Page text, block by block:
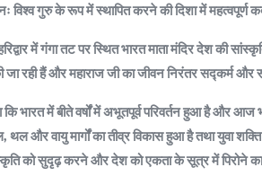
विश्व गुरु के रूप में स्थापित करने की दिशा में महत्वपूर्ण
में गंगा तट पर स्थित भारत माता मंदिर देश की
रही हैं और महाराज जी का जीवन निरंतर सद्कर्म और
भारत में बीते वर्षों में अभूतपूर्व परिवर्तन हुआ है और आज
और वायु मार्गों का तीव्र विकास हुआ है तथा युवा
को सुदृढ़ करने और देश को एकता के सूत्र में पिरोने का